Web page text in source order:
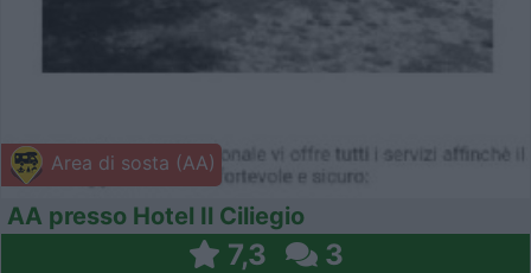
Area di sosta (AA)
AA presso Hotel Il Ciliegio
7,3 3